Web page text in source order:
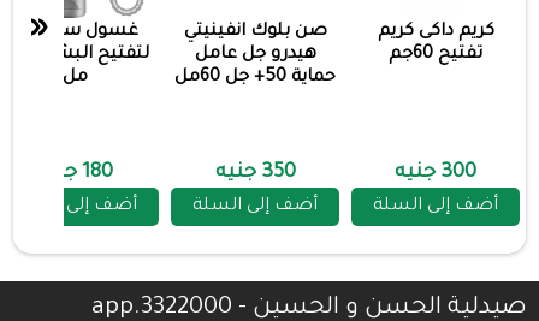
كريم داكى كريم
تفتيح 60جم
300 جنيه
أضف إلى السلة
صن بلوك انفينيتي
هيدرو جل عامل
حماية 50+ جل 60مل
350 جنيه
أضف إلى السلة
غسول ستارفيل
مل
180 جنيه
أضف إلى السلة
«
صيدلية الحسن و الحسين - 3322000.app